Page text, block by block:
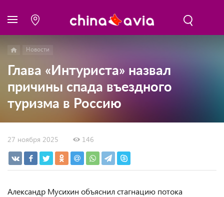
Новости
Глава «Интуриста» назвал
причины спада въездного
туризма в Россию
27 ноября 2025 146
Александр Мусихин объяснил стагнацию потока